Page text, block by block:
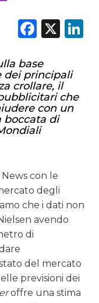
X
base
dei principali
crollare, il
che
con un
boccata di
con le
degli
che i dati non
avendo
di
del mercato
previsioni dei
offre una stima